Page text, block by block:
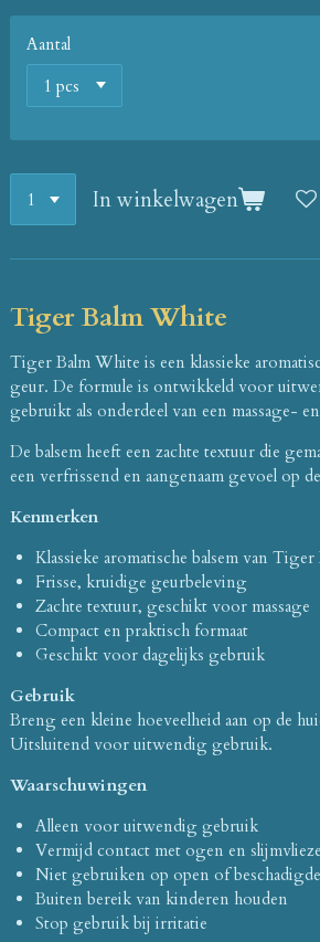
Aantal
In winkelwagen
Tiger Balm White
Tiger Balm White is een klassieke
geur. De formule is ontwikkeld voor
gebruikt als onderdeel van een massage-
De balsem heeft een zachte textuur die
een verfrissend en aangenaam gevoel op
Kenmerken
Klassieke aromatische balsem van Tiger
Frisse, kruidige geurbeleving
Zachte textuur, geschikt voor massage
Compact en praktisch formaat
Geschikt voor dagelijks gebruik
Gebruik
Breng een kleine hoeveelheid aan op de
Uitsluitend voor uitwendig gebruik.
Waarschuwingen
Alleen voor uitwendig gebruik
Vermijd contact met ogen en
Niet gebruiken op open of
Buiten bereik van kinderen houden
Stop gebruik bij irritatie